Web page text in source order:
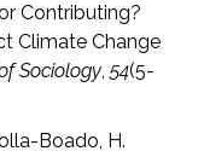
Contributing?
Climate Change
Sociology,54(5-
Boado, H.